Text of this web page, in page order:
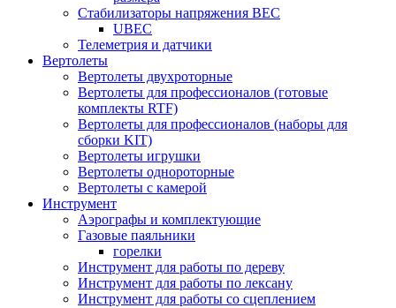
Стабилизаторы напряжения BEC
UBEC
Телеметрия и датчики
Вертолеты
Вертолеты двухроторные
Вертолеты для профессионалов (готовые
комплекты RTF)
Вертолеты для профессионалов (наборы для
сборки KIT)
Вертолеты игрушки
Вертолеты однороторные
Вертолеты с камерой
Инструмент
Аэрографы и комплектующие
Газовые паяльники
горелки
Инструмент для работы по дереву
Инструмент для работы по лексану
Инструмент для работы со сцеплением